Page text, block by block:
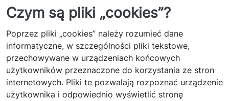
Czym są pliki „cookies”?
Poprzez pliki „cookies” należy rozumieć dane
informatyczne, w szczególności pliki tekstowe,
przechowywane w urządzeniach końcowych
użytkowników przeznaczone do korzystania ze stron
internetowych. Pliki te pozwalają rozpoznać urządzenie
użytkownika i odpowiednio wyświetlić stronę